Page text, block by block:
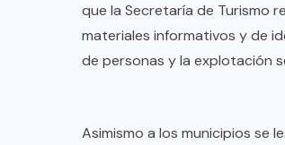
que la Secretaría de Turismo
materiales informativos y de
de personas y la explotación
Asimismo a los municipios se